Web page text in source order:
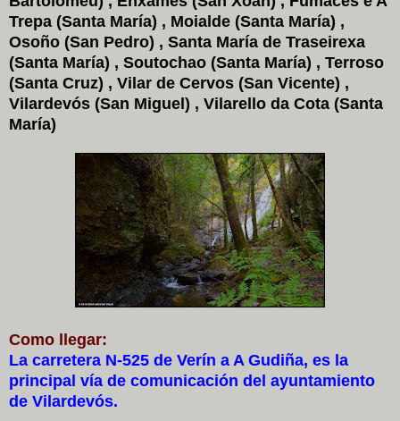
Trepa (Santa María) , Moialde (Santa María) ,
Osoño (San Pedro) , Santa María de Traseirexa
(Santa María) , Soutochao (Santa María) , Terroso
(Santa Cruz) , Vilar de Cervos (San Vicente) ,
Vilardevós (San Miguel) , Vilarello da Cota (Santa
María)
Como llegar:
La carretera N-525 de Verín a A Gudiña, es la
principal vía de comunicación del ayuntamiento
de Vilardevós.